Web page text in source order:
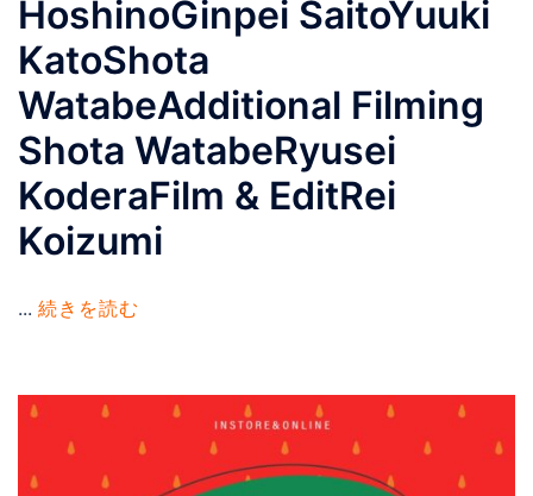
HoshinoGinpei SaitoYuuki
KatoShota
WatabeAdditional Filming
Shota WatabeRyusei
KoderaFilm & EditRei
Koizumi
... 続きを読む